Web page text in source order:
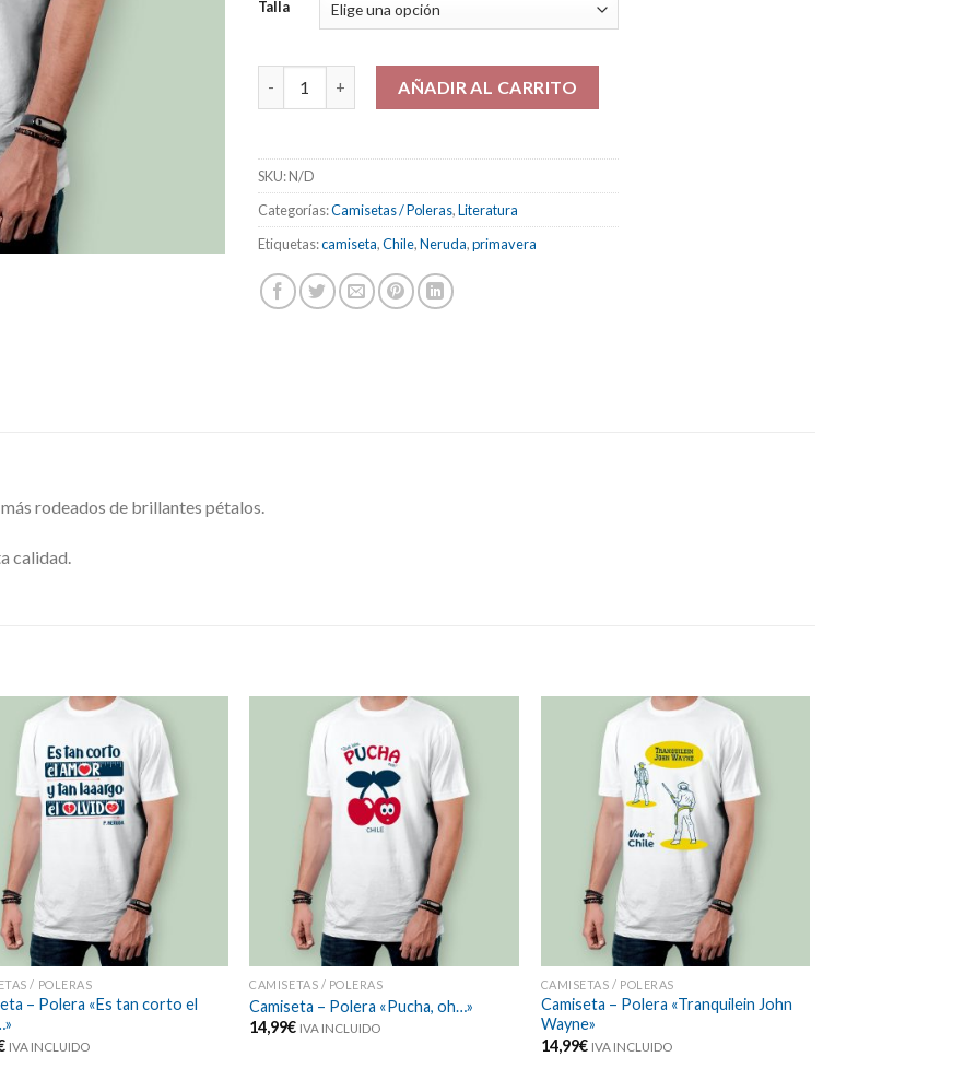
Talla
Camiseta - Polera "Podrán cortar todas las flores..." cantidad
AÑADIR AL CARRITO
SKU:N/D
Categorías:Camisetas / Poleras,Literatura
Etiquetas:camiseta,Chile,Neruda,primavera
rodeados de brillantes pétalos.
calidad.
/ POLERAS
– Polera «Es tan corto el
IVA INCLUIDO
CAMISETAS / POLERAS
Camiseta – Polera «Pucha, oh…»
14,99€ IVA INCLUIDO
CAMISETAS / POLERAS
Camiseta – Polera «Tranquilein John
Wayne»
14,99€ IVA INCLUIDO